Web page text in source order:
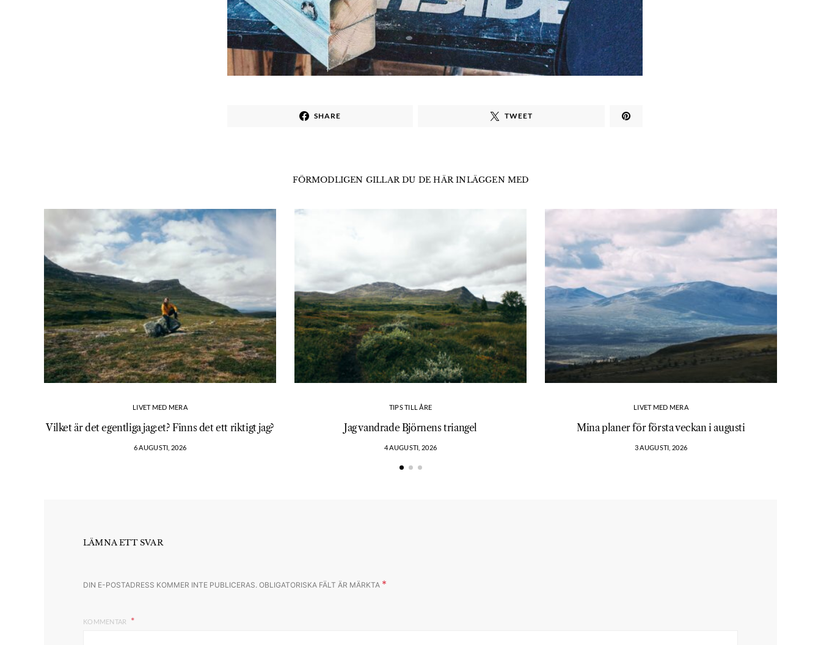
SHARE TWEET
FÖRMODLIGEN GILLAR DU DE HÄR INLÄGGEN MED
LIVET MED MERA
Vilket är det egentliga jag:et? Finns det ett riktigt jag?
6 AUGUSTI, 2026
TIPS TILL ÅRE
Jag vandrade Björnens triangel
4 AUGUSTI, 2026
LIVET MED MERA
Mina planer för första veckan i augusti
3 AUGUSTI, 2026
LÄMNA ETT SVAR
DIN E-POSTADRESS KOMMER INTE PUBLICERAS. OBLIGATORISKA FÄLT ÄR MÄRKTA *
KOMMENTAR